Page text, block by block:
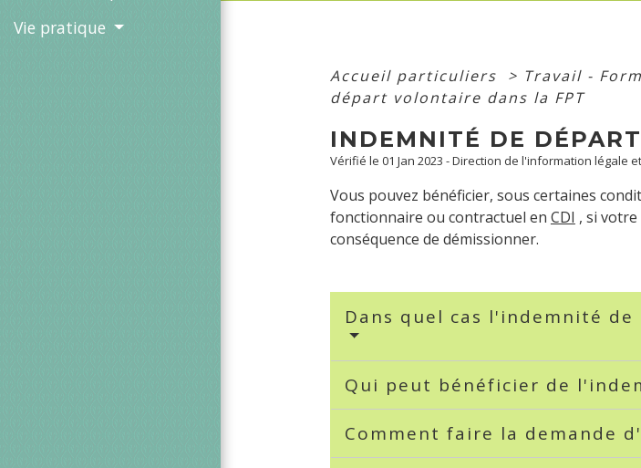
Vie pratique
Accueil particuliers > Travail -
départ volontaire dans la FPT
INDEMNITÉ DE
Vérifié le 01 Jan 2023 - Direction de l'information légale
Vous pouvez bénéficier, sous certaines
fonctionnaire ou contractuel en CDI , si
conséquence de démissionner.
Dans quel cas l'indemnité
Qui peut bénéficier de
Comment faire la demande